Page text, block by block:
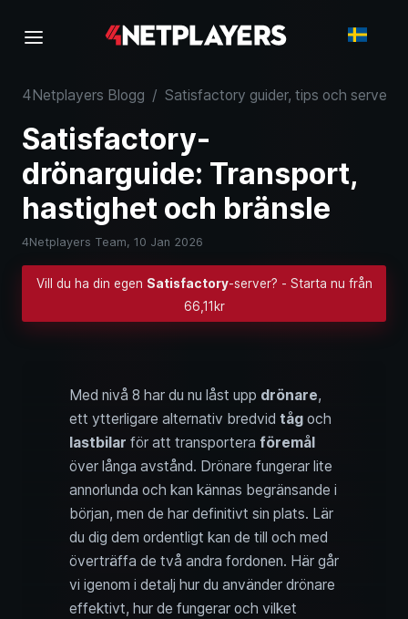
4Netplayers Blogg / Satisfactory guider, tips och
Satisfactory-
drönarguide: Transport,
hastighet och bränsle
4Netplayers Team, 10 Jan 2026
Vill du ha din egen Satisfactory-server? - Starta nu från
66,11kr
Med nivå 8 har du nu låst upp drönare,
ett ytterligare alternativ bredvid tåg och
lastbilar för att transportera föremål
över långa avstånd. Drönare fungerar lite
annorlunda och kan kännas begränsande i
början, men de har definitivt sin plats. Lär
du dig dem ordentligt kan de till och med
överträffa de två andra fordonen. Här går
vi igenom i detalj hur du använder drönare
effektivt, hur de fungerar och vilket